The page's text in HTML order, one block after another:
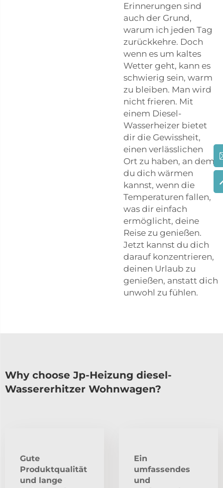
Erinnerungen sind
auch der Grund,
warum ich jeden Tag
zurückkehre. Doch
wenn es um kaltes
Wetter geht, kann es
schwierig sein, warm
zu bleiben. Man wird
nicht frieren. Mit
einem Diesel-
Wasserheizer bietet
dir die Gewissheit,
einen verlässlichen
Ort zu haben, an dem
du dich wärmen
kannst, wenn die
Temperaturen fallen,
was dir einfach
ermöglicht, deine
Reise zu genießen.
Jetzt kannst du dich
darauf konzentrieren,
deinen Urlaub zu
genießen, anstatt dich
unwohl zu fühlen.
Why choose Jp-Heizung diesel-
Wassererhitzer Wohnwagen?
Gute
Produktqualität
und lange
Ein
umfassendes
und